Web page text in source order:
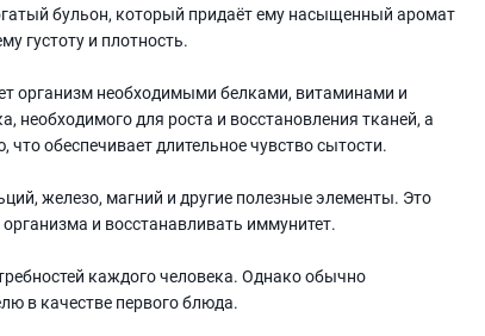
бульон, который придаёт ему насыщенный аромат
густоту и плотность.
организм необходимыми белками, витаминами и
для роста и восстановления тканей, а
обеспечивает длительное чувство сытости.
железо, магний и другие полезные элементы. Это
и восстанавливать иммунитет.
каждого человека. Однако обычно
в качестве первого блюда.